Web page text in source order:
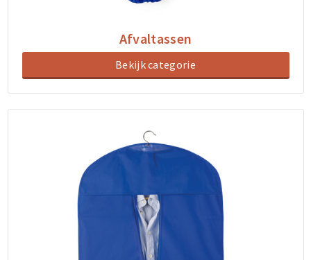
Afvaltassen
Bekijk categorie